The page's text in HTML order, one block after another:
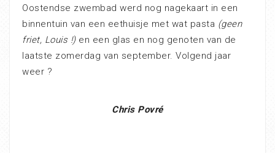
Oostendse zwembad werd nog nagekaart in een
binnentuin van een eethuisje met wat pasta (geen
friet, Louis !)en een glas en nog genoten van de
laatste zomerdag van september. Volgend jaar
weer ?
Chris Povré